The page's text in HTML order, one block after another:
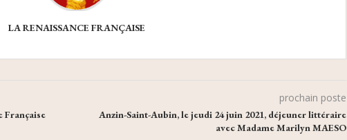
LA RENAISSANCE FRANÇAISE
Française
prochain poste
Anzin-Saint-Aubin, le jeudi 24 juin 2021, déjeuner littéraire
avec Madame Marilyn MAESO